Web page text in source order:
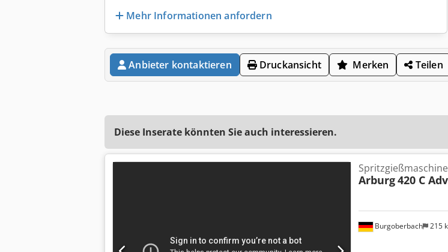
Mehr Informationen anfordern
Anbieter kontaktieren Druckansicht Merken Teilen
Diese Inserate könnten Sie auch interessieren.
Burgoberbach 215
Arburg420 C